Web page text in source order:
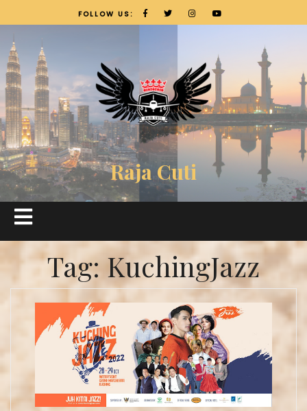
FOLLOW US:
Raja Cuti
Tag: KuchingJazz